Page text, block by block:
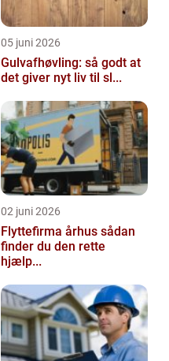
05 juni 2026
Gulvafhøvling: så godt at
det giver nyt liv til sl...
02 juni 2026
Flyttefirma århus sådan
finder du den rette
hjælp...